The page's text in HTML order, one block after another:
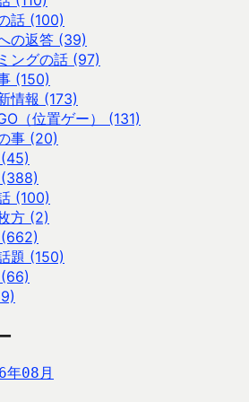
話 (100)
の返答 (39)
ングの話 (97)
(150)
情報 (173)
（位置ゲー） (131)
事 (20)
(100)
方 (2)
題 (150)
年08月